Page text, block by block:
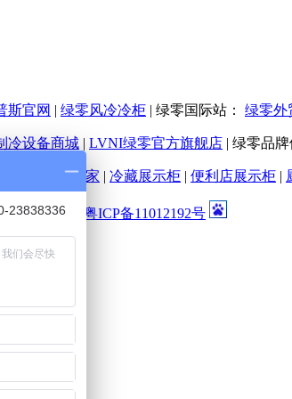
斯官网 | 绿零风冷冷柜 | 绿零国际站： 绿零外
冷设备商城 | LVNI绿零官方旗舰店 | 绿零品牌
房冷柜生产厂家 | 冷藏展示柜 | 便利店展示柜 |
零风冷冷柜 粤ICP备11012192号
23838336